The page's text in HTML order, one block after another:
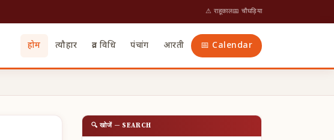
⚠ राहूकाल📅 चौघड़िया
होम त्यौहार व्रत विधि पंचांग आरती 📅 Calendar
🔍 खोजें — SEARCH